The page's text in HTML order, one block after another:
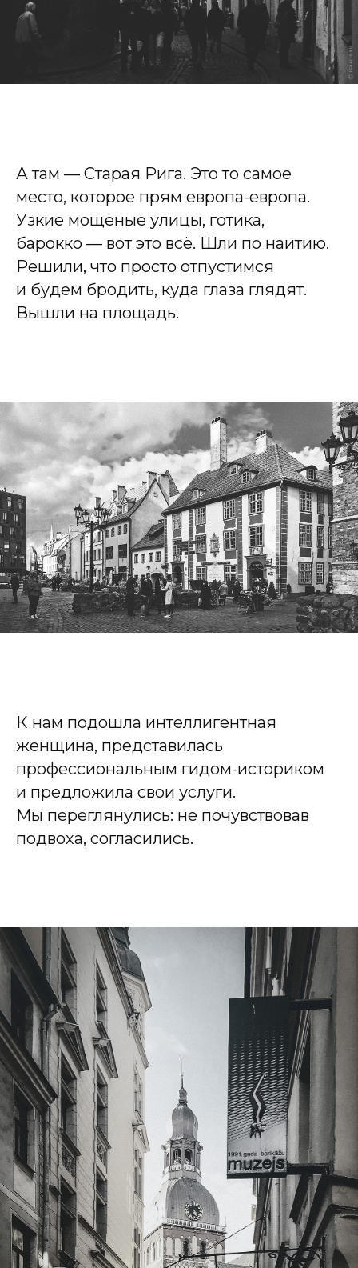
А там — Старая Рига. Это то самое
место, которое прям европа-европа.
Узкие мощеные улицы, готика,
барокко — вот это всё. Шли по наитию.
Решили, что просто отпустимся
и будем бродить, куда глаза глядят.
Вышли на площадь.
К нам подошла интеллигентная
женщина, представилась
профессиональным гидом-историком
и предложила свои услуги.
Мы переглянулись: не почувствовав
подвоха, согласились.